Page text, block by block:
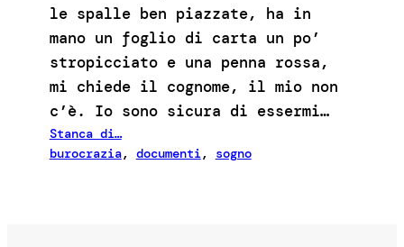
le spalle ben piazzate, ha in
mano un foglio di carta un po’
stropicciato e una penna rossa,
mi chiede il cognome, il mio non
c’è. Io sono sicura di essermi…
Stanca di…
burocrazia, documenti , sogno